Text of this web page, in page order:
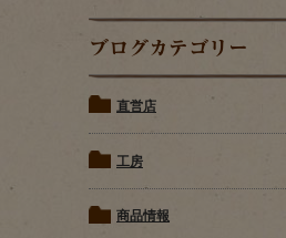
ブログカテゴリー
直営店
工房
商品情報